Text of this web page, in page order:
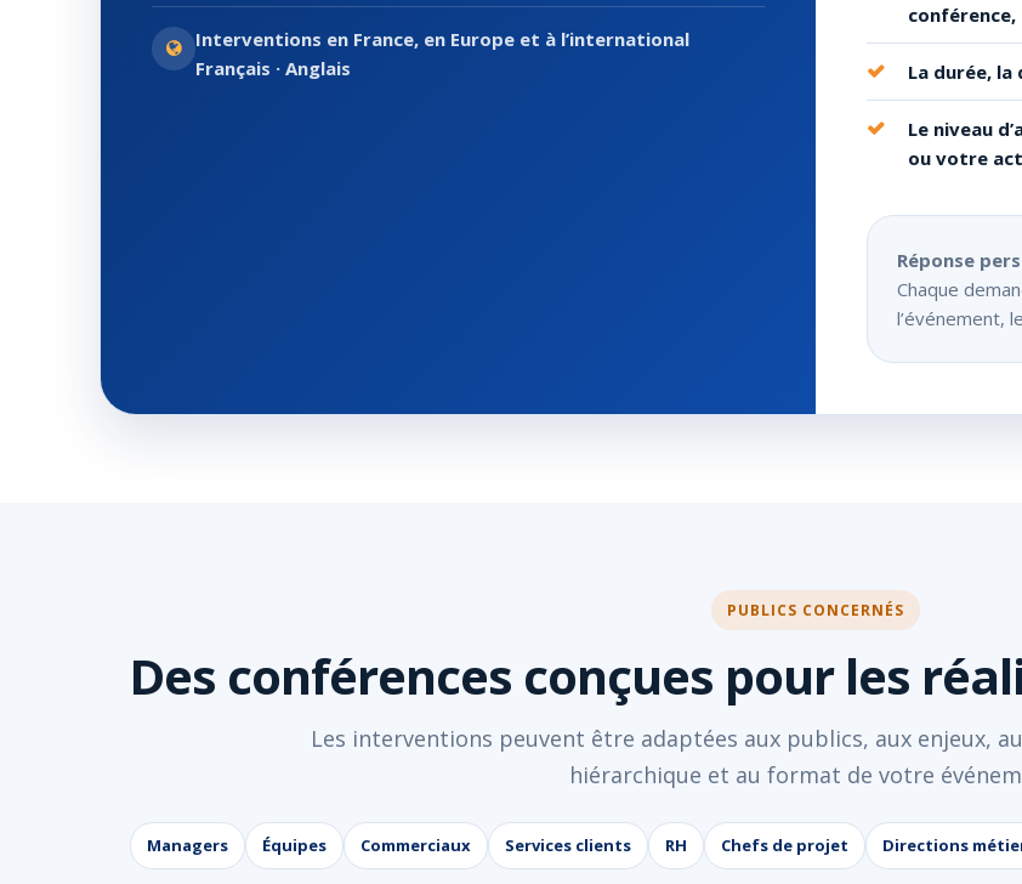
Interventions en France, en Europe et à l’international
Français · Anglais
La durée,
Le niveau
ou votre
Réponse
Chaque
l’événement,
PUBLICS CONCERNÉS
Des conférences conçues pour les
Les interventions peuvent être adaptées aux publics, aux enjeux,
hiérarchique et au format de votre
Managers Équipes Commerciaux Services clients RH Chefs de projet Directions